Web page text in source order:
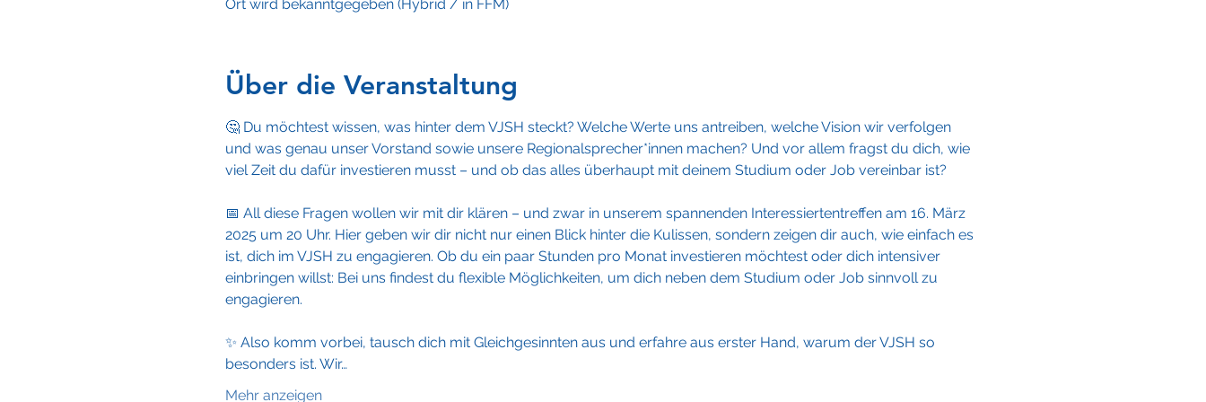
Ort wird bekanntgegeben (Hybrid / in FFM)
Über die Veranstaltung
🤔 Du möchtest wissen, was hinter dem VJSH steckt? Welche Werte uns antreiben, welche Vision wir verfolgen
und was genau unser Vorstand sowie unsere Regionalsprecher*innen machen? Und vor allem fragst du dich, wie
viel Zeit du dafür investieren musst – und ob das alles überhaupt mit deinem Studium oder Job vereinbar ist?
📅 All diese Fragen wollen wir mit dir klären – und zwar in unserem spannenden Interessiertentreffen am 16. März
2025 um 20 Uhr. Hier geben wir dir nicht nur einen Blick hinter die Kulissen, sondern zeigen dir auch, wie einfach es
ist, dich im VJSH zu engagieren. Ob du ein paar Stunden pro Monat investieren möchtest oder dich intensiver
einbringen willst: Bei uns findest du flexible Möglichkeiten, um dich neben dem Studium oder Job sinnvoll zu
engagieren.
✨ Also komm vorbei, tausch dich mit Gleichgesinnten aus und erfahre aus erster Hand, warum der VJSH so
besonders ist. Wir…
Mehr anzeigen